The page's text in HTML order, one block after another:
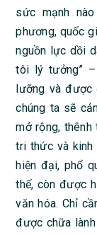
sức mạnh
phương, quốc
nguồn lực dồi
tôi lý tưởng”
lưỡng và được
chúng ta sẽ
mở rộng,
tri thức và kinh
hiện đại, phổ
thế, còn được
văn hóa. Chỉ
được chữa